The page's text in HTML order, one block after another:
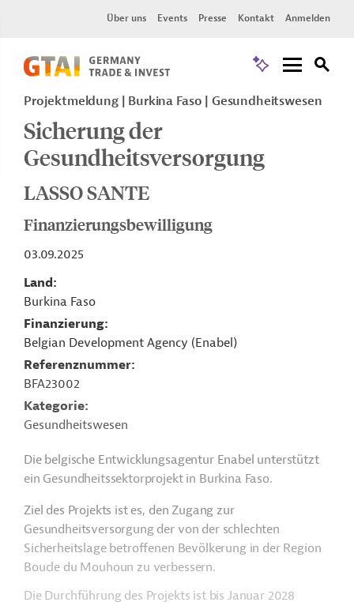
Über uns Events Presse Kontakt Anmelden
Projektmeldung Burkina Faso Gesundheitswesen
Sicherung der
Gesundheitsversorgung
LASSO SANTE
Finanzierungsbewilligung
03.09.2025
Land
Burkina Faso
Finanzierung
Belgian Development Agency (Enabel)
Referenznummer
BFA23002
Kategorie
Gesundheitswesen
Die belgische Entwicklungsagentur Enabel unterstützt
ein Gesundheitssektorprojekt in Burkina Faso.
Ziel des Projekts ist es, den Zugang zur
Gesundheitsversorgung der von der schlechten
Sicherheitslage betroffenen Bevölkerung in der Region
Boucle du Mouhoun zu verbessern.
Die Durchführung des Projekts ist bis Januar 2028